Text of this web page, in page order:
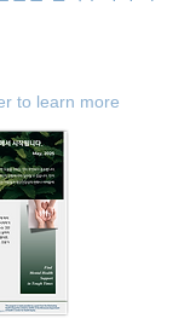
to learn more